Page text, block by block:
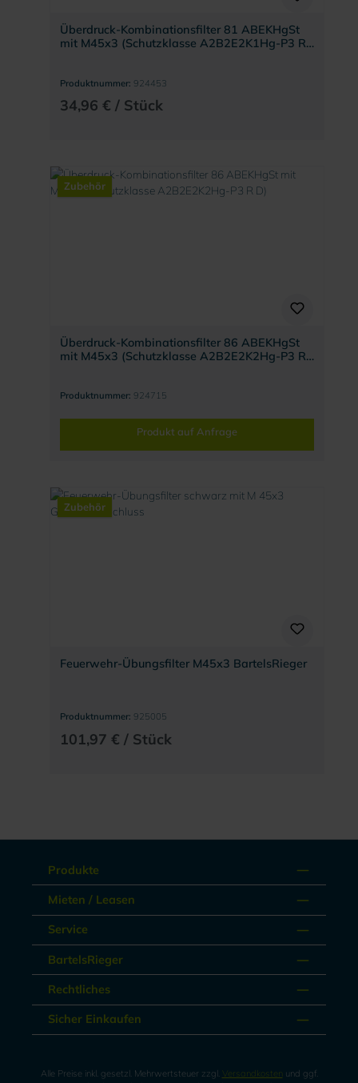
Überdruck-Kombinationsfilter 81 ABEKHgSt
mit M45x3 (Schutzklasse A2B2E2K1Hg-P3 R
Produktnummer: 924453
34,96 € / Stück
Zubehör
Überdruck-Kombinationsfilter 86 ABEKHgSt
mit M45x3 (Schutzklasse A2B2E2K2Hg-P3 R
Produktnummer: 924715
Produkt auf Anfrage
Zubehör
Feuerwehr-Übungsfilter M45x3 BartelsRieger
Produktnummer: 925005
101,97 € / Stück
Produkte
Mieten / Leasen
Service
BartelsRieger
Rechtliches
Sicher Einkaufen
Alle Preise inkl. gesetzl. Mehrwertsteuer zzgl. Versandkosten und ggf.